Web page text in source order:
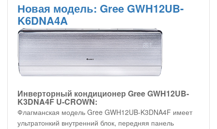
Новая модель: Gree GWH12UB-
K6DNA4A
Инверторный кондиционер Gree GWH12UB-
K3DNA4F U-CROWN:
Флагманская модель Gree GWH12UB-K3DNA4F имеет
ультратонкий внутренний блок, передняя панель